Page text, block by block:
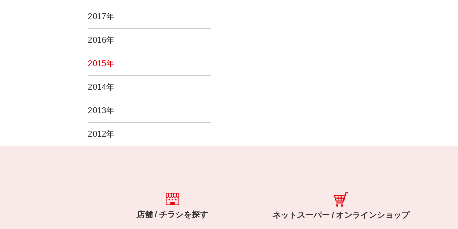
2017年
2016年
2015年
2014年
2013年
2012年
店舗 / チラシを探す ネットスーパー / オンラインショップ